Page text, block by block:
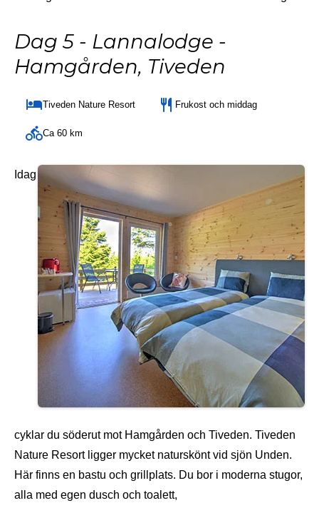
Dag 5 - Lannalodge -
Hamgården, Tiveden
Tiveden Nature Resort Frukost och middag
Ca 60 km
Idag
cyklar du söderut mot Hamgården och Tiveden. Tiveden
Nature Resort ligger mycket naturskönt vid sjön Unden.
Här finns en bastu och grillplats. Du bor i moderna stugor,
alla med egen dusch och toalett,